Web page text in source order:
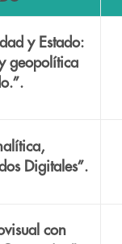
y Estado:
geopolítica
Digitales”.
con